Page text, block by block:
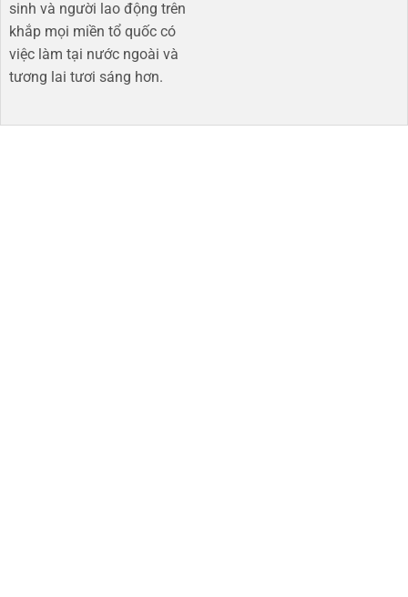
sinh và người lao động trên
khắp mọi miền tổ quốc có
việc làm tại nước ngoài và
tương lai tươi sáng hơn​.